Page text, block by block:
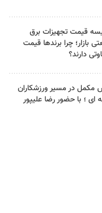
قیمت تجهیزات برق
بازار؛ چرا برندها قیمت
دارند؟
مکمل در مسیر ورزشکاران
ای ؛ با حضور رضا علیپور